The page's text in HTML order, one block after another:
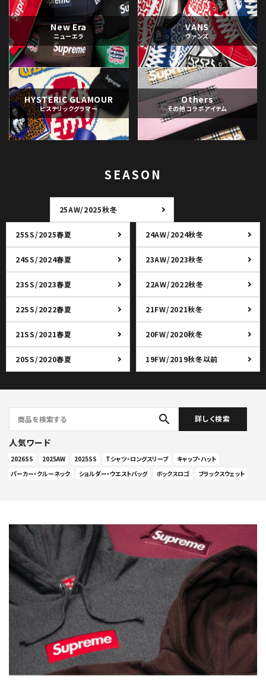
New Era
ニューエラ
VANS
ヴァンズ
HYSTERIC GLAMOUR
ヒステリックグラマー
Others
その他コラボアイテム
SEASON
25AW/2025秋冬
25SS/2025春夏 24AW/2024秋冬
24SS/2024春夏 23AW/2023秋冬
23SS/2023春夏 22AW/2022秋冬
22SS/2022春夏 21FW/2021秋冬
21SS/2021春夏 20FW/2020秋冬
20SS/2020春夏 19FW/2019秋冬以前
search 詳しく検索
人気ワード
2026SS 2025AW 2025SS Tシャツ・ロングスリーブ
キャップ・ハット
パーカー・クルーネック
ショルダー・ウエストバッグ ボックスロゴ ブラックスウェット